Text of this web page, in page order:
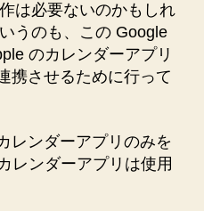
は必要ないのかもしれ
うのも、この Google
のカレンダーアプリ
携させるために行って
レンダーアプリのみを
レンダーアプリは使用